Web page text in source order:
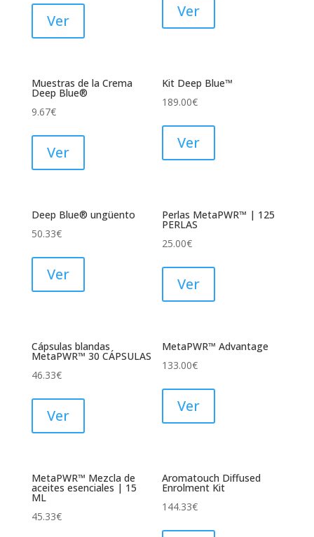
Ver
Ver
Muestras de la Crema
Deep Blue®
9.67€
Ver
Kit Deep Blue™
189.00€
Ver
Deep Blue® ungüento
50.33€
Ver
Perlas MetaPWR™ | 125
PERLAS
25.00€
Ver
Cápsulas blandas
MetaPWR™ 30 CÁPSULAS
46.33€
Ver
MetaPWR™ Advantage
133.00€
Ver
MetaPWR™ Mezcla de
aceites esenciales | 15
ML
45.33€
Aromatouch Diffused
Enrolment Kit
144.33€